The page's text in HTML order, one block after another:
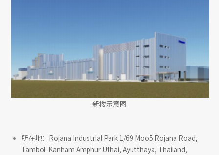
新楼示意图
所在地：Rojana Industrial Park 1/69 Moo5 Rojana Road,
Tambol Kanham Amphur Uthai, Ayutthaya, Thailand,